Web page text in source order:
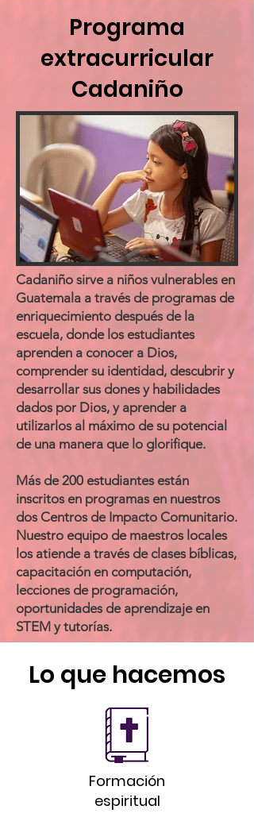
Programa
extracurricular
Cadaniño
Cadaniño sirve a niños vulnerables en
Guatemala a través de programas de
enriquecimiento después de la
escuela, donde los estudiantes
aprenden a conocer a Dios,
comprender su identidad, descubrir y
desarrollar sus dones y habilidades
dados por Dios, y aprender a
utilizarlos al máximo de su potencial
de una manera que lo glorifique.
Más de 200 estudiantes están
inscritos en programas en nuestros
dos Centros de Impacto Comunitario.
Nuestro equipo de maestros locales
los atiende a través de clases bíblicas,
capacitación en computación,
lecciones de programación,
oportunidades de aprendizaje en
STEM y tutorías.
Lo que hacemos
Formación
espiritual